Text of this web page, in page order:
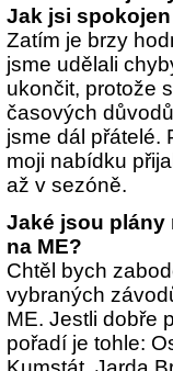
Jak jsi
Zatím je brzy
jsme udělali
ukončit, protože
časových
jsme dál přátelé.
moji nabídku
až v sezóně.
Jaké jsou plány
na ME?
Chtěl bych
vybraných
ME. Jestli dobře
pořadí je tohle: